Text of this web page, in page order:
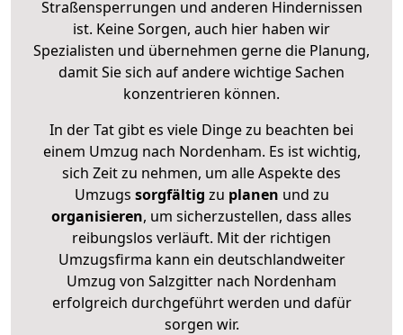
Straßensperrungen und anderen Hindernissen
ist. Keine Sorgen, auch hier haben wir
Spezialisten und übernehmen gerne die Planung,
damit Sie sich auf andere wichtige Sachen
konzentrieren können.
In der Tat gibt es viele Dinge zu beachten bei
einem Umzug nach Nordenham. Es ist wichtig,
sich Zeit zu nehmen, um alle Aspekte des
Umzugs sorgfältig zu planen und zu
organisieren, um sicherzustellen, dass alles
reibungslos verläuft. Mit der richtigen
Umzugsfirma kann ein deutschlandweiter
Umzug von Salzgitter nach Nordenham
erfolgreich durchgeführt werden und dafür
sorgen wir.